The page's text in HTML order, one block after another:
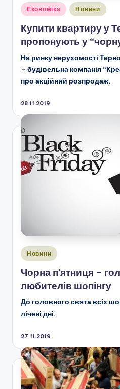
Опубліковано
Економіка Новини
Купити квартиру у
пропонують у
На ринку нерухомості
– будівельна компанія
про акційний розпродаж.
28.11.2019
Опубліковано
Новини
Чорна п’ятниця –
любителів шопінгу
До головного свята всіх
лічені дні.
27.11.2019